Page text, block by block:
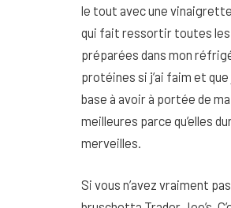
le tout avec une
qui fait ressortir toutes les
préparées dans mon
protéines si j’ai faim et
base à avoir à portée de
meilleures parce qu’elles
merveilles.
Si vous n’avez vraiment